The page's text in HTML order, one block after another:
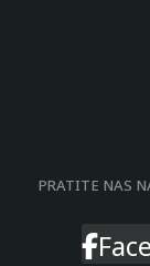
PRATITE NAS